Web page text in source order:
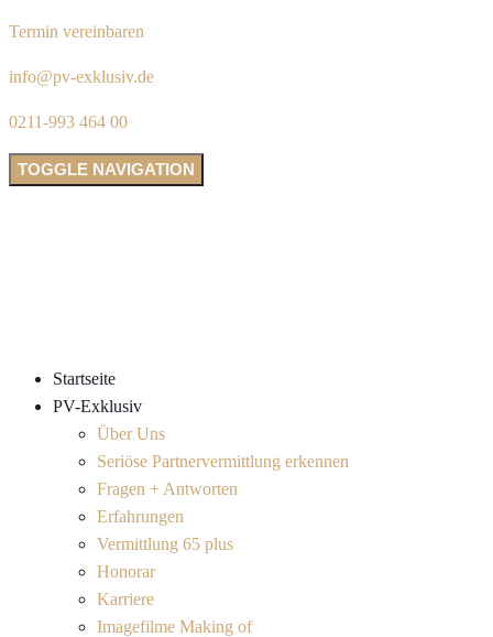
Termin vereinbaren
info@pv-exklusiv.de
0211-993 464 00
TOGGLE NAVIGATION
Startseite
PV-Exklusiv
Über Uns
Seriöse Partnervermittlung erkennen
Fragen + Antworten
Erfahrungen
Vermittlung 65 plus
Honorar
Karriere
Imagefilme Making of